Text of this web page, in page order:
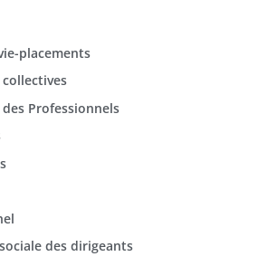
placements
collectives
Professionnels
des dirigeants